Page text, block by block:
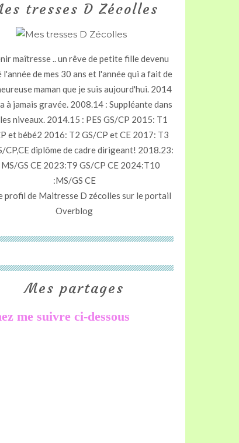
tresses D Zécolles
maîtresse .. un rêve de petite fille devenu
de mes 30 ans et l'année qui a fait de
maman que je suis aujourd'hui. 2014
à jamais gravée. 2008.14 : Suppléante dans
niveaux. 2014.15 : PES GS/CP 2015: T1
et bébé2 2016: T2 GS/CP et CE 2017: T3
CP,CE diplôme de cadre dirigeant! 2018.23:
GS CE 2023:T9 GS/CP CE 2024:T10
:MS/GS CE
profil de Maitresse D zécolles sur le portail
Overblog
Mes partages
me suivre ci-dessous